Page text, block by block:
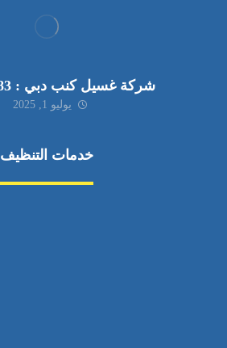
شركة غسيل كنب دبي : 0551030483
يوليو 1, 2025
خدمات التنظيف